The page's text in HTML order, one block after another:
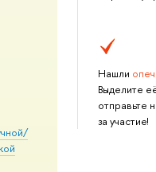
Нашли
Выделите
отправьте
за участие!